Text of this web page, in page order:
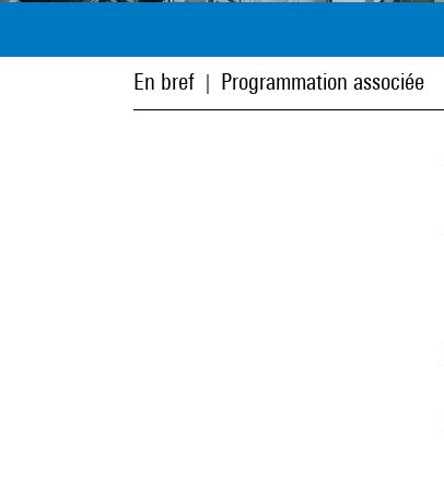
En bref Programmation associée